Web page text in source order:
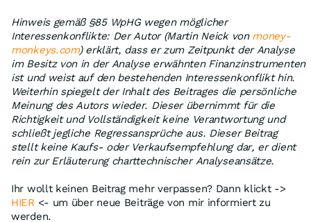
Hinweis gemäß §85 WpHG wegen möglicher
Interessenkonflikte: Der Autor (Martin Neick von money-
monkeys.com) erklärt, dass er zum Zeitpunkt der Analyse
im Besitz von in der Analyse erwähnten Finanzinstrumenten
ist und weist auf den bestehenden Interessenkonflikt hin.
Weiterhin spiegelt der Inhalt des Beitrages die persönliche
Meinung des Autors wieder. Dieser übernimmt für die
Richtigkeit und Vollständigkeit keine Verantwortung und
schließt jegliche Regressansprüche aus. Dieser Beitrag
stellt keine Kaufs- oder Verkaufsempfehlung dar, er dient
rein zur Erläuterung charttechnischer Analyseansätze.
Ihr wollt keinen Beitrag mehr verpassen? Dann klickt ->
HIER <- um über neue Beiträge von mir informiert zu
werden.